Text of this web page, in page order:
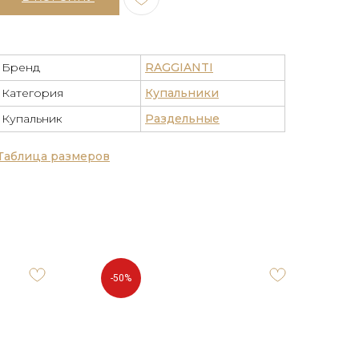
размеров
Бренд
RAGGIANTI
Категория
Купальники
Купальник
Раздельные
-50%